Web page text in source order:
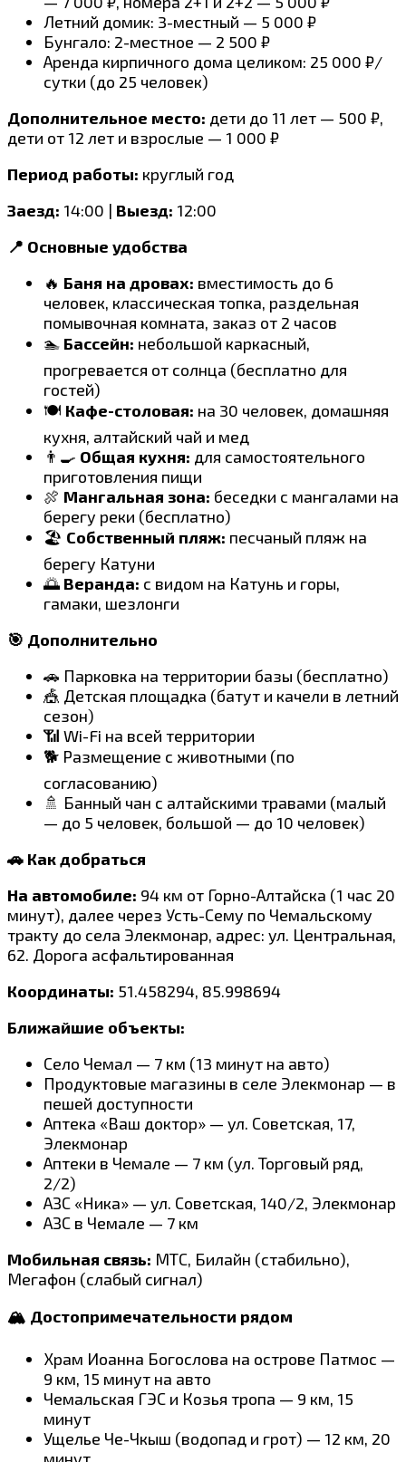
Летний домик: 3-местный — 5 000 ₽
Бунгало: 2-местное — 2 500 ₽
Аренда кирпичного дома целиком: 25 000 ₽/
сутки (до 25 человек)
Дополнительное место: дети до 11 лет — 500 ₽,
дети от 12 лет и взрослые — 1 000 ₽
Период работы: круглый год
Заезд: 14:00 | Выезд: 12:00
📍 Основные удобства
🔥 Баня на дровах: вместимость до 6
человек, классическая топка, раздельная
помывочная комната, заказ от 2 часов
🏊 Бассейн: небольшой каркасный,
прогревается от солнца (бесплатно для
гостей)
🍽️ Кафе-столовая: на 30 человек, домашняя
кухня, алтайский чай и мед
👨‍🍳 Общая кухня: для самостоятельного
приготовления пищи
🍖 Мангальная зона: беседки с мангалами на
берегу реки (бесплатно)
🏖️ Собственный пляж: песчаный пляж на
берегу Катуни
🌅 Веранда: с видом на Катунь и горы,
гамаки, шезлонги
🎯 Дополнительно
🚗 Парковка на территории базы (бесплатно)
🎪 Детская площадка (батут и качели в летний
сезон)
📶 Wi-Fi на всей территории
🐕 Размещение с животными (по
согласованию)
🚿 Банный чан с алтайскими травами (малый
— до 5 человек, большой — до 10 человек)
🚗 Как добраться
На автомобиле: 94 км от Горно-Алтайска (1 час 20
минут), далее через Усть-Сему по Чемальскому
тракту до села Элекмонар, адрес: ул. Центральная,
62. Дорога асфальтированная
Координаты: 51.458294, 85.998694
Ближайшие объекты:
Село Чемал — 7 км (13 минут на авто)
Продуктовые магазины в селе Элекмонар — в
пешей доступности
Аптека «Ваш доктор» — ул. Советская, 17,
Элекмонар
Аптеки в Чемале — 7 км (ул. Торговый ряд,
2/2)
АЗС «Ника» — ул. Советская, 140/2, Элекмонар
АЗС в Чемале — 7 км
Мобильная связь: МТС, Билайн (стабильно),
Мегафон (слабый сигнал)
🏔️ Достопримечательности рядом
Храм Иоанна Богослова на острове Патмос —
9 км, 15 минут на авто
Чемальская ГЭС и Козья тропа — 9 км, 15
минут
Ущелье Че-Чкыш (водопад и грот) — 12 км, 20